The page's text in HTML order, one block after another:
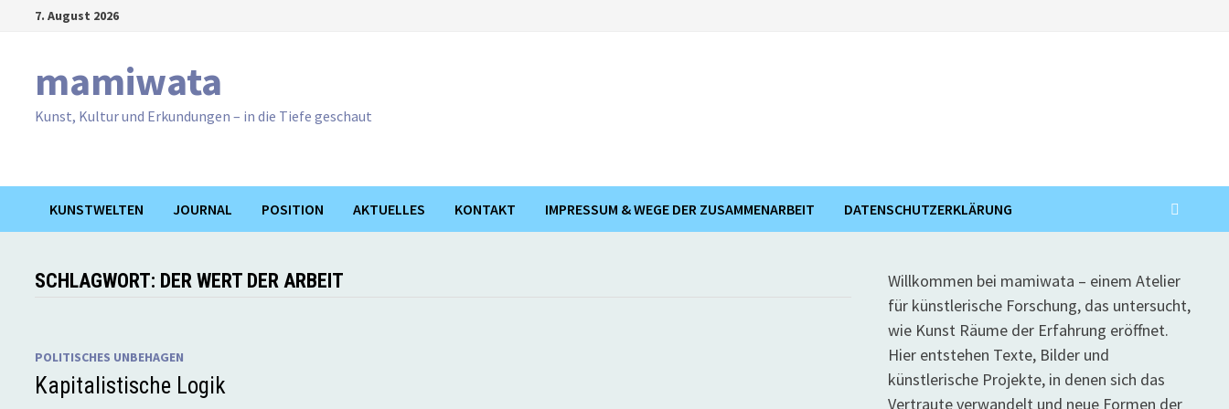
7. August 2026
mamiwata
Kunst, Kultur und Erkundungen – in die Tiefe geschaut
KUNSTWELTEN JOURNAL POSITION AKTUELLES KONTAKT IMPRESSUM & WEGE DER ZUSAMMENARBEIT DATENSCHUTZERKLÄRUNG
SCHLAGWORT: DER WERT DER ARBEIT
POLITISCHES UNBEHAGEN
Kapitalistische Logik
Willkommen bei mamiwata – einem Atelier
für künstlerische Forschung, das untersucht,
wie Kunst Räume der Erfahrung eröffnet.
Hier entstehen Texte, Bilder und
künstlerische Projekte, in denen sich das
Vertraute verwandelt und neue Formen der